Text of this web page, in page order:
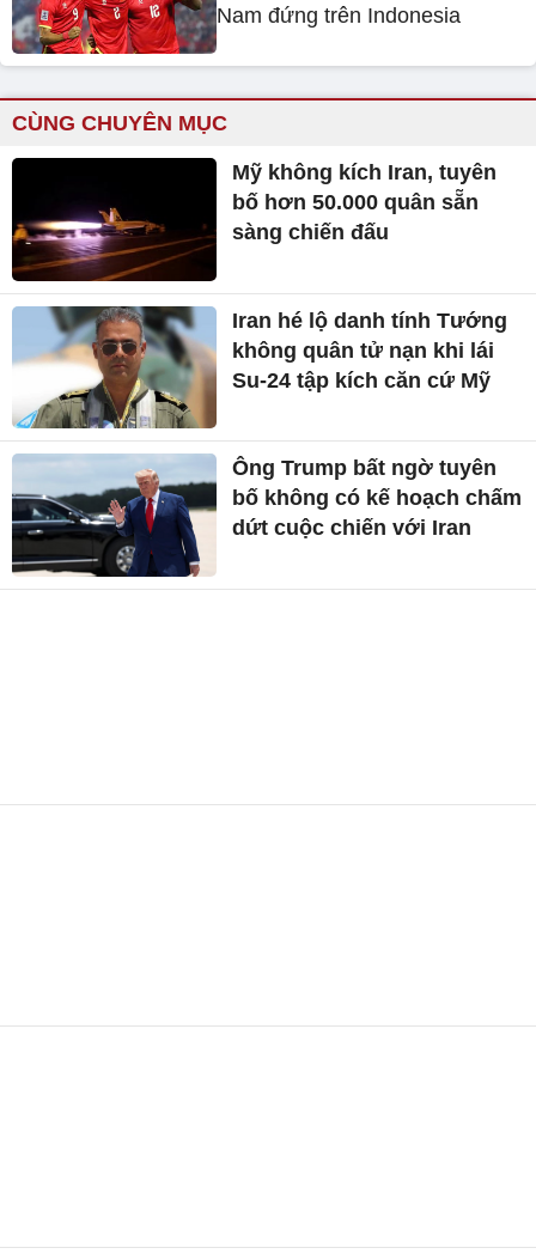
Nam đứng trên Indonesia
CÙNG CHUYÊN MỤC
Mỹ không kích Iran, tuyên
bố hơn 50.000 quân sẵn
sàng chiến đấu
Iran hé lộ danh tính Tướng
không quân tử nạn khi lái
Su-24 tập kích căn cứ Mỹ
Ông Trump bất ngờ tuyên
bố không có kế hoạch chấm
dứt cuộc chiến với Iran